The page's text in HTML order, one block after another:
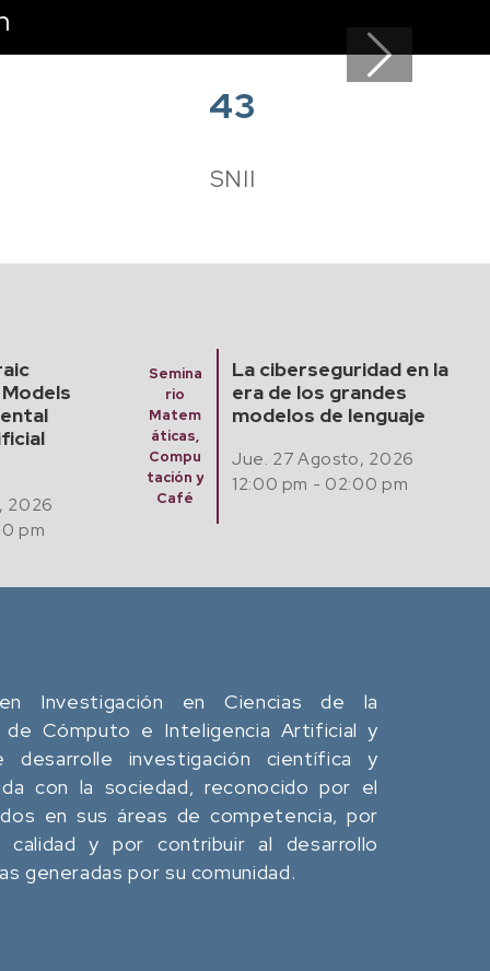
Next
43
SNII
2026
pm
Semina
rio
Matem
áticas,
Compu
tación y
Café
La ciberseguridad en la
era de los grandes
modelos de lenguaje
Jue. 27 Agosto, 2026
12:00 pm - 02:00 pm
Investigación en Ciencias de la
de Cómputo e Inteligencia Artificial y
investigación científica y
con la sociedad, reconocido por el
en sus áreas de competencia, por
calidad y por contribuir al desarrollo
generadas por su comunidad.